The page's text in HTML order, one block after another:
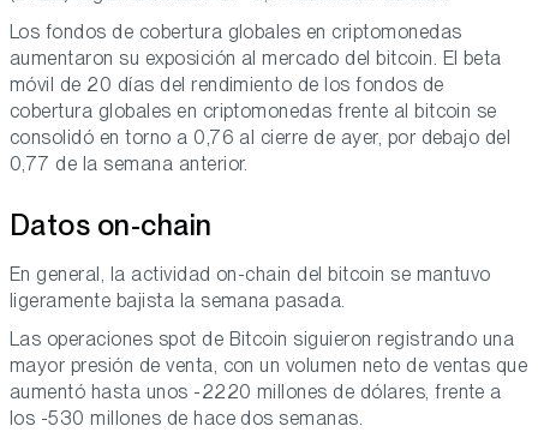
Los fondos de cobertura globales en criptomonedas
aumentaron su exposición al mercado del bitcoin. El beta
móvil de 20 días del rendimiento de los fondos de
cobertura globales en criptomonedas frente al bitcoin se
consolidó en torno a 0,76 al cierre de ayer, por debajo del
0,77 de la semana anterior.
Datos on-chain
En general, la actividad on-chain del bitcoin se mantuvo
ligeramente bajista la semana pasada.
Las operaciones spot de Bitcoin siguieron registrando una
mayor presión de venta, con un volumen neto de ventas que
aumentó hasta unos -2220 millones de dólares, frente a
los -530 millones de hace dos semanas.